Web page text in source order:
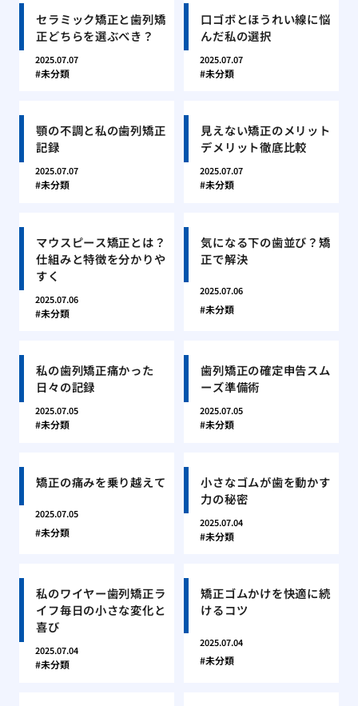
セラミック矯正と歯列矯
正どちらを選ぶべき？
2025.07.07
未分類
口ゴボとほうれい線に悩
んだ私の選択
2025.07.07
未分類
顎の不調と私の歯列矯正
記録
2025.07.07
未分類
見えない矯正のメリット
デメリット徹底比較
2025.07.07
未分類
マウスピース矯正とは？
仕組みと特徴を分かりや
すく
2025.07.06
未分類
気になる下の歯並び？矯
正で解決
2025.07.06
未分類
私の歯列矯正痛かった
日々の記録
2025.07.05
未分類
歯列矯正の確定申告スム
ーズ準備術
2025.07.05
未分類
矯正の痛みを乗り越えて
2025.07.05
未分類
小さなゴムが歯を動かす
力の秘密
2025.07.04
未分類
私のワイヤー歯列矯正ラ
イフ毎日の小さな変化と
喜び
2025.07.04
未分類
矯正ゴムかけを快適に続
けるコツ
2025.07.04
未分類